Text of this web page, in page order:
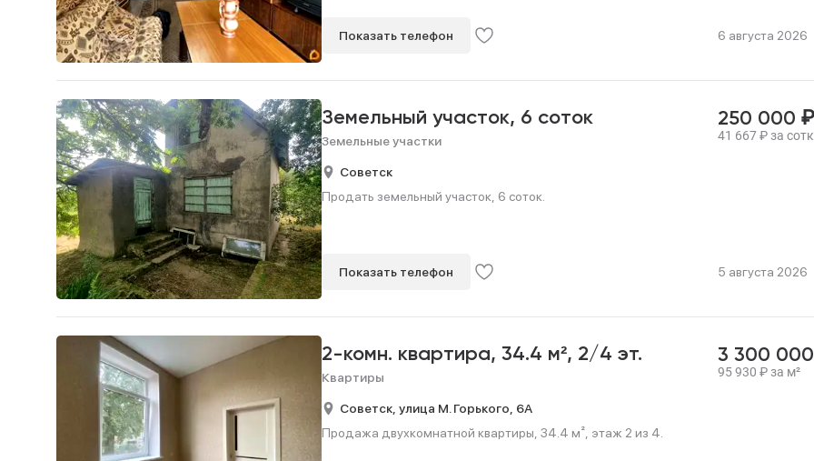
Показать телефон 6 августа 2026
Земельный участок, 6 соток
Земельные участки
250 000 ₽
41 667₽за
Советск
Продать земельный участок, 6 соток.
Показать телефон 5 августа 2026
2-комн. квартира, 34.4 м², 2/4 эт.
Квартиры
3 300
95 930 ₽за м²
Советск, улица М. Горького, 6А
Продажа двухкомнатной квартиры, 34.4 м², этаж 2 из 4.